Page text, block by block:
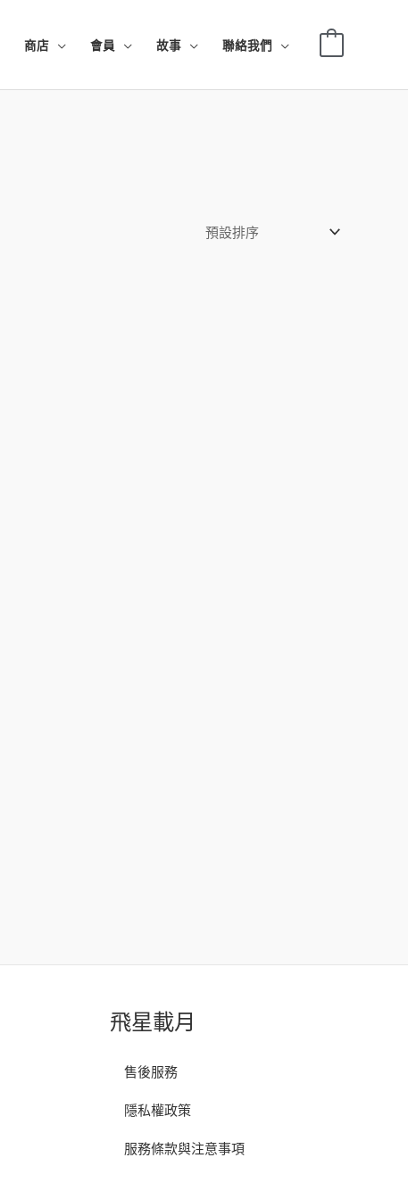
商店 會員 故事 聯絡我們
飛星載月
售後服務
隱私權政策
服務條款與注意事項